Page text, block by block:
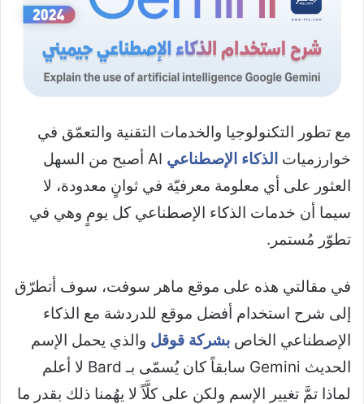
مع تطور التكنولوجيا والخدمات التقنية والتعمّق في
خوارزميات الذكاء الإصطناعي
AI أصبح من السهل
العثور على أي معلومة معرفيّة في ثوانٍ معدودة، لا
سيما أن خدمات الذكاء الإصطناعي كل يومٍ وهي في
تطوّر مُستمر.
في مقالتي هذه على موقع ماهر سوفت، سوف أتطرّق
إلى شرح استخدام أفضل موقع للدردشة مع الذكاء
الإصطناعي الخاص بشركة قوقل والذي يحمل الإسم
الحديث Gemini سابقاً كان يُسمّى بـ Bard لا أعلم
لماذا تمَّ تغيير الإسم ولكن على كلَّاً لا يهُمنا ذلك بقدر ما